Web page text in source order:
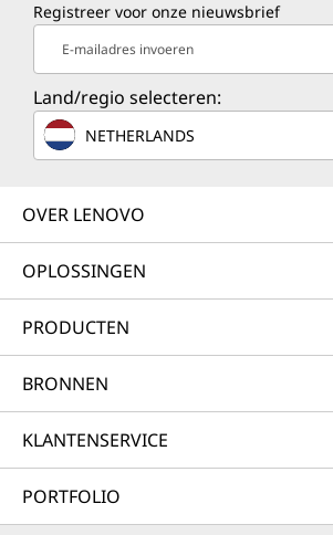
Registreer voor onze nieuwsbrief
E-mailadres invoeren
Land/regio selecteren:
NETHERLANDS
OVER LENOVO
OPLOSSINGEN
PRODUCTEN
BRONNEN
KLANTENSERVICE
PORTFOLIO